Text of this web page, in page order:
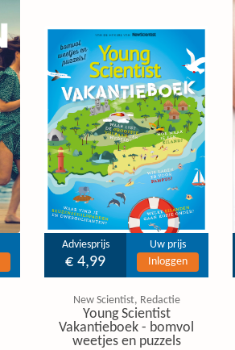
Adviesprijs
€ 4,99
Uw prijs
Inloggen
New Scientist, Redactie
Young Scientist
Vakantieboek - bomvol
weetjes en puzzels